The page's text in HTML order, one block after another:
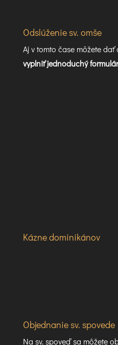
Odslúženie sv. omše
Aj v tomto čase môžete
vyplniť jednoduchý formulár
Kázne dominikánov
Objednanie sv. spovede
Na sv. spoveď sa môžete